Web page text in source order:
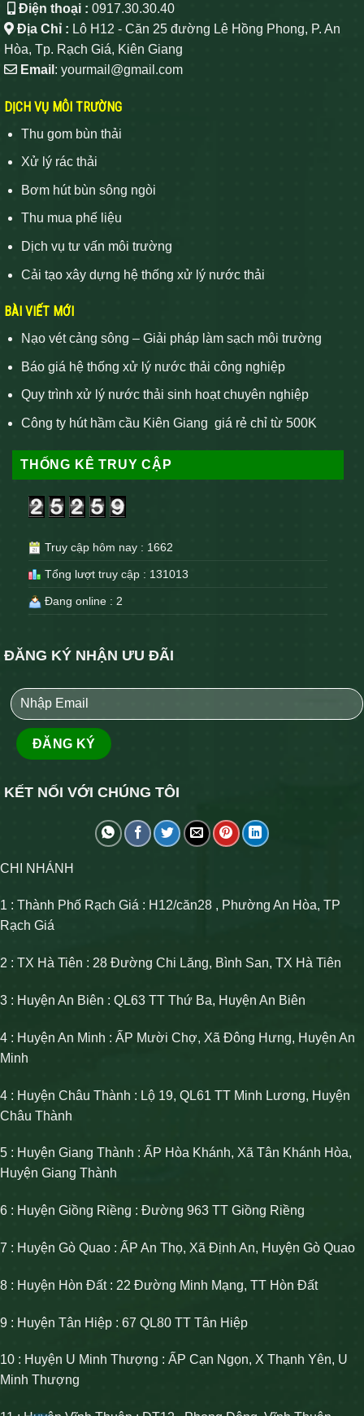
Điện thoại : 0917.30.30.40
Địa Chỉ : Lô H12 - Căn 25 đường Lê Hồng Phong, P. An
Hòa, Tp. Rạch Giá, Kiên Giang
Email : yourmail@gmail.com
DỊCH VỤ MÔI TRƯỜNG
Thu gom bùn thải
Xử lý rác thải
Bơm hút bùn sông ngòi
Thu mua phế liệu
Dịch vụ tư vấn môi trường
Cải tạo xây dựng hệ thống xử lý nước thải
BÀI VIẾT MỚI
Nạo vét cảng sông – Giải pháp làm sạch môi trường
Báo giá hệ thống xử lý nước thải công nghiệp
Quy trình xử lý nước thải sinh hoạt chuyên nghiệp
Công ty hút hầm cầu Kiên Giang giá rẻ chỉ từ 500K
THỐNG KÊ TRUY CẬP
Truy cập hôm nay : 1662
Tổng lượt truy cập : 131013
Đang online : 2
ĐĂNG KÝ NHẬN ƯU ĐÃI
KẾT NỐI VỚI CHÚNG TÔI
CHI NHÁNH
1 : Thành Phố Rạch Giá : H12/căn28 , Phường An Hòa, TP
Rạch Giá
2 : TX Hà Tiên : 28 Đường Chi Lăng, Bình San, TX Hà Tiên
3 : Huyện An Biên : QL63 TT Thứ Ba, Huyện An Biên
4 : Huyện An Minh : ẤP Mười Chợ, Xã Đông Hưng, Huyện An
Minh
4 : Huyện Châu Thành : Lộ 19, QL61 TT Minh Lương, Huyện
Châu Thành
5 : Huyện Giang Thành : ẤP Hòa Khánh, Xã Tân Khánh Hòa,
Huyện Giang Thành
6 : Huyện Giồng Riềng : Đường 963 TT Giồng Riềng
7 : Huyện Gò Quao : ẤP An Thọ, Xã Định An, Huyện Gò Quao
8 : Huyện Hòn Đất : 22 Đường Minh Mạng, TT Hòn Đất
9 : Huyện Tân Hiệp : 67 QL80 TT Tân Hiệp
10 : Huyện U Minh Thượng : ẤP Cạn Ngọn, X Thạnh Yên, U
Minh Thượng